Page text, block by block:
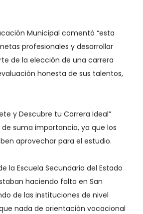
Municipal comentó “esta
profesionales y desarrollar
de la elección de una carrera
honesta de sus talentos,
y Descubre tu Carrera Ideal”
de suma importancia, ya que los
aprovechar para el estudio.
la Escuela Secundaria del Estado
haciendo falta en San
de las instituciones de nivel
nada de orientación vocacional